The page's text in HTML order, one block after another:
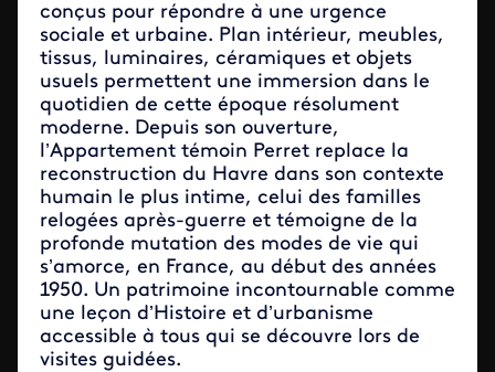
conçus pour répondre à une urgence
sociale et urbaine. Plan intérieur, meubles,
tissus, luminaires, céramiques et objets
usuels permettent une immersion dans le
quotidien de cette époque résolument
moderne. Depuis son ouverture,
l’Appartement témoin Perret replace la
reconstruction du Havre dans son contexte
humain le plus intime, celui des familles
relogées après-guerre et témoigne de la
profonde mutation des modes de vie qui
s’amorce, en France, au début des années
1950. Un patrimoine incontournable comme
une leçon d’Histoire et d’urbanisme
accessible à tous qui se découvre lors de
visites guidées.